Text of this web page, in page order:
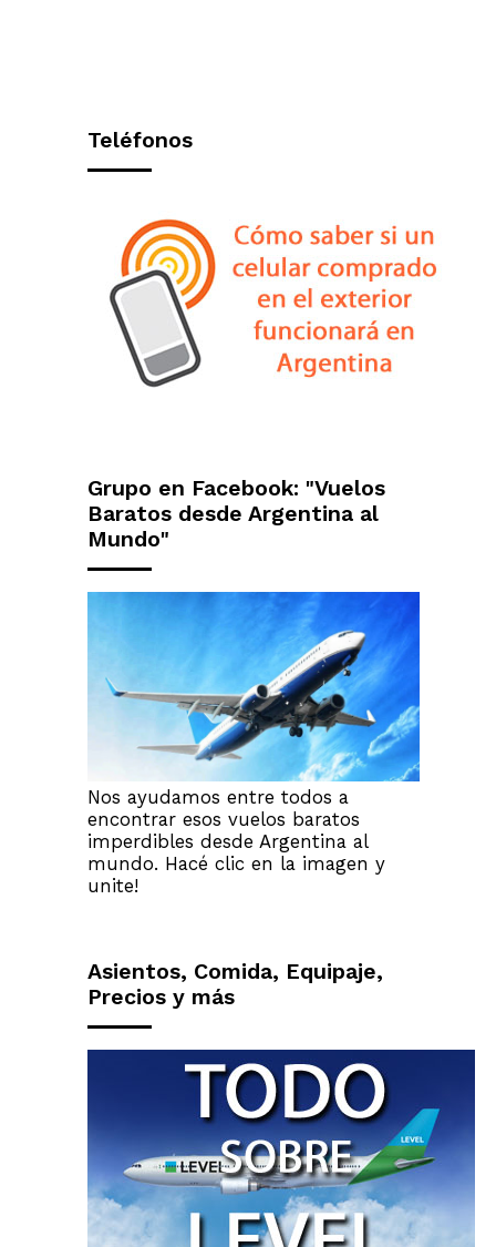
Teléfonos
Grupo en Facebook: "Vuelos
Baratos desde Argentina al
Mundo"
Nos ayudamos entre todos a
encontrar esos vuelos baratos
imperdibles desde Argentina al
mundo. Hacé clic en la imagen y
unite!
Asientos, Comida, Equipaje,
Precios y más